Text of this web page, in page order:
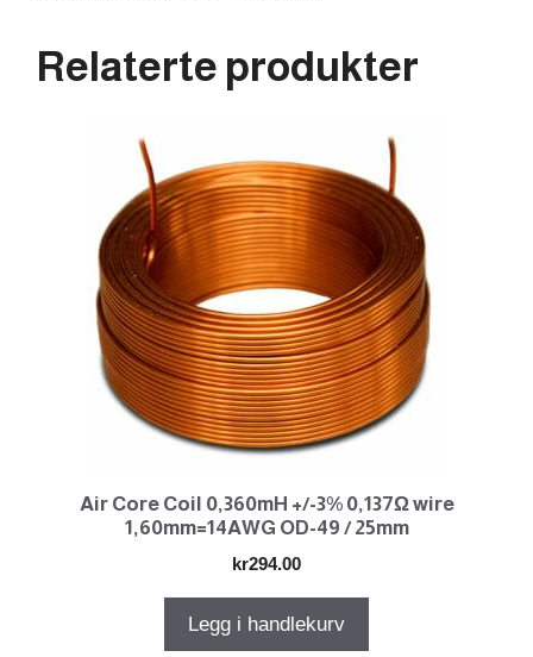
Relaterte produkter
Air Core Coil 0,360mH +/-3% 0,137Ω wire
1,60mm=14AWG OD-49 / 25mm
kr294.00
Legg i handlekurv